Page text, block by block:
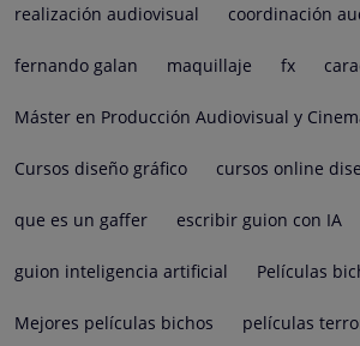
realización audiovisual coordinación
fernando galan maquillaje fx
Máster en Producción Audiovisual y
Cursos diseño gráfico cursos online
que es un gaffer escribir guion con IA
guion inteligencia artificial Películas
Mejores películas bichos películas